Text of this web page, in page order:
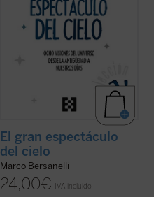
El gran espectáculo
del cielo
Marco Bersanelli
24,00€ IVA incluido